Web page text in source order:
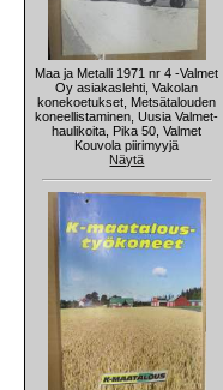
Maa ja Metalli 1971 nr 4 -Valmet
Oy asiakaslehti, Vakolan
konekoetukset, Metsätalouden
koneellistaminen, Uusia Valmet-
haulikoita, Pika 50, Valmet
Kouvola piirimyyjä
Näytä